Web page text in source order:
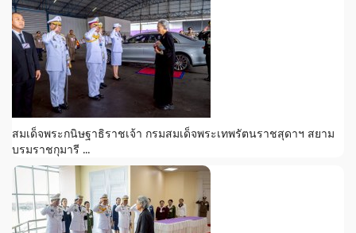
สมเด็จพระกนิษฐาธิราชเจ้า กรมสมเด็จพระเทพรัตนราชสุดาฯ สยาม
บรมราชกุมารี ...